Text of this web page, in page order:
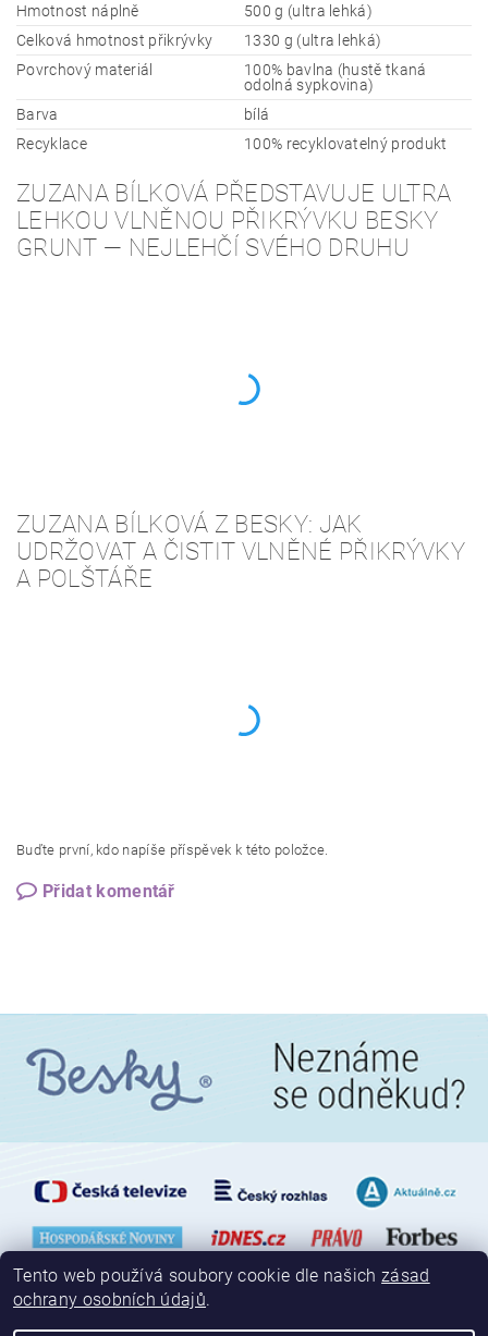
Hmotnost náplně
500 g (ultra lehká)
Celková hmotnost přikrývky
1330 g (ultra lehká)
Povrchový materiál
100% bavlna (hustě tkaná
odolná sypkovina)
Barva
bílá
Recyklace
100% recyklovatelný produkt
ZUZANA BÍLKOVÁ PŘEDSTAVUJE ULTRA
LEHKOU VLNĚNOU PŘIKRÝVKU BESKY
GRUNT — NEJLEHČÍ SVÉHO DRUHU
ZUZANA BÍLKOVÁ Z BESKY: JAK
UDRŽOVAT A ČISTIT VLNĚNÉ PŘIKRÝVKY
A POLŠTÁŘE
Buďte první, kdo napíše příspěvek k této položce.
Přidat komentář
Tento web používá soubory cookie dle našichzásad
ochrany osobních údajů.